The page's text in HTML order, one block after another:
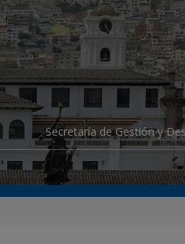
Secretaría de Gestión y